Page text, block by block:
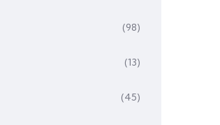
(98)
(13)
(45)